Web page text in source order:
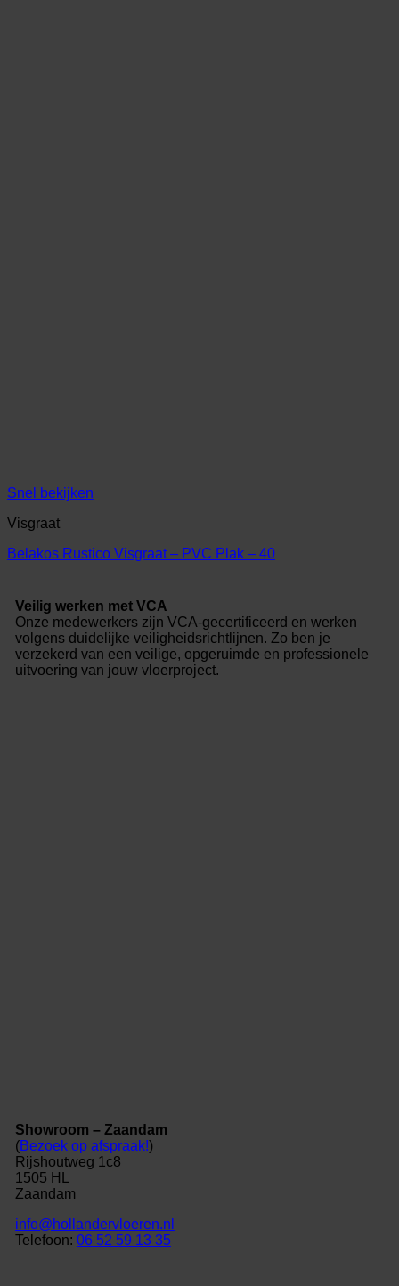
Snel bekijken
Visgraat
Belakos Rustico Visgraat – PVC Plak – 40
Veilig werken met VCA
Onze medewerkers zijn VCA-gecertificeerd en werken
volgens duidelijke veiligheidsrichtlijnen. Zo ben je
verzekerd van een veilige, opgeruimde en professionele
uitvoering van jouw vloerproject.
Showroom – Zaandam
(Bezoek op afspraak!)
Rijshoutweg 1c8
1505 HL
Zaandam
info@hollandervloeren.nl
Telefoon: 06 52 59 13 35